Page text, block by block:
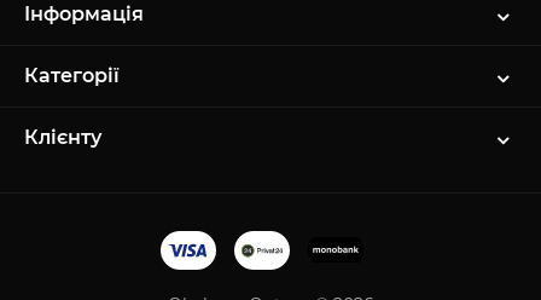
Інформація
Категорії
Клієнту